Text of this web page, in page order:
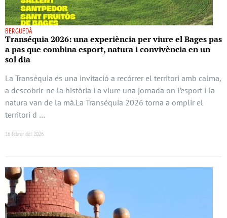
BERGUEDÀ
Transéquia 2026: una experiència per viure el Bages pas
a pas que combina esport, natura i convivència en un
sol dia
La Transéquia és una invitació a recórrer el territori amb calma,
a descobrir-ne la història i a viure una jornada on l’esport i la
natura van de la mà.La Transéquia 2026 torna a omplir el
territori d …
16 febrer del 2026